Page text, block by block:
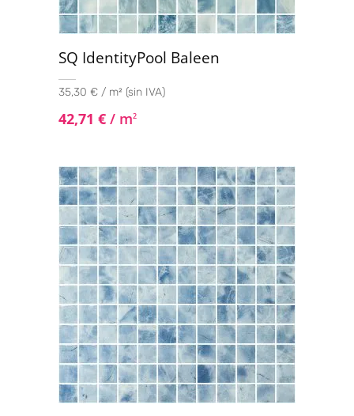
SQ IdentityPool Baleen
35,30 € / m² (sin IVA)
42,71 € / m2